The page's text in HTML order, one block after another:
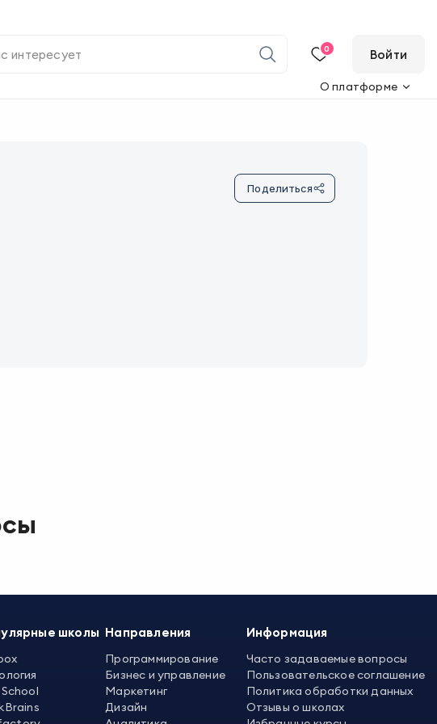
0 Войти
О платформе
Поделиться
школы Направления
Программирование
Бизнес и управление
Маркетинг
Дизайн
Информация
Часто задаваемые вопросы
Пользовательское соглашение
Политика обработки данных
Отзывы о школах